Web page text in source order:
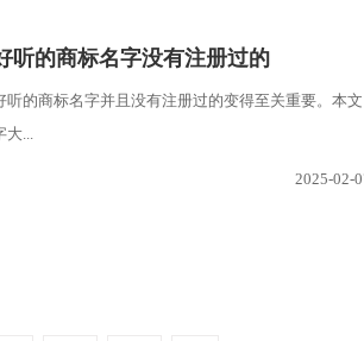
听的商标名字没有注册过的
的商标名字并且没有注册过的变得至关重要。本文
大...
2025-02-